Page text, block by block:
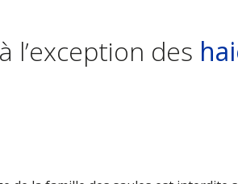
l’exception des